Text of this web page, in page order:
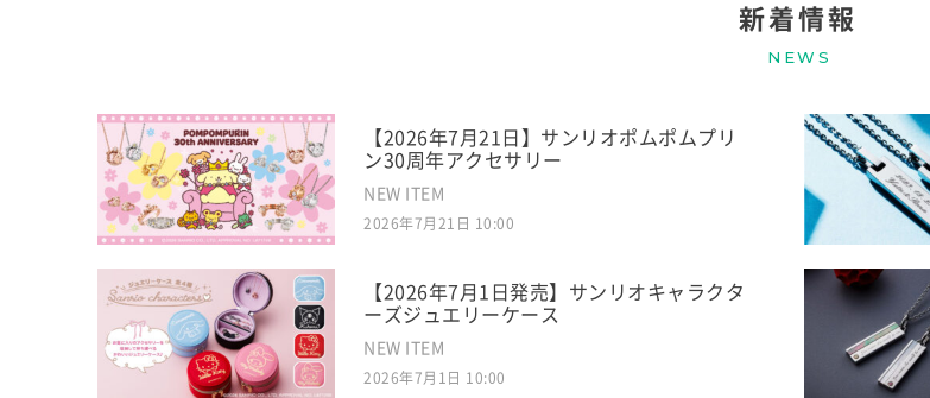
新着情報
NEWS
【2026年7月21日】サンリオポムポムプリ
ン30周年アクセサリー
NEW ITEM
2026年7月21日 10:00
【2026年7月1日発売】サンリオキャラクタ
ーズジュエリーケース
NEW ITEM
2026年7月1日 10:00